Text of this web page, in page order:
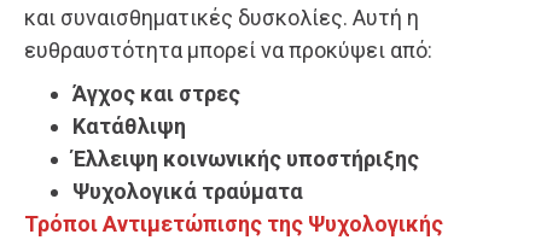
και συναισθηματικές δυσκολίες. Αυτή η
ευθραυστότητα μπορεί να προκύψει από:
Άγχος και στρες
Κατάθλιψη
Έλλειψη κοινωνικής υποστήριξης
Ψυχολογικά τραύματα
Τρόποι Αντιμετώπισης της Ψυχολογικής